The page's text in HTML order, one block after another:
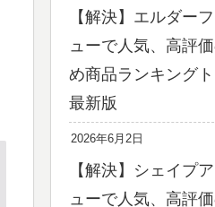
【解決】エルダー
ューで人気、高評
め商品ランキング
最新版
2026年6月2日
【解決】シェイプ
ューで人気、高評